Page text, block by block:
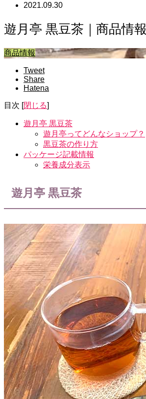
2021.09.30
遊月亭 黒豆茶｜商品情報
商品情報
Tweet
Share
Hatena
目次 [閉じる]
遊月亭 黒豆茶
遊月亭ってどんなショップ？
黒豆茶の作り方
パッケージ記載情報
栄養成分表示
遊月亭 黒豆茶